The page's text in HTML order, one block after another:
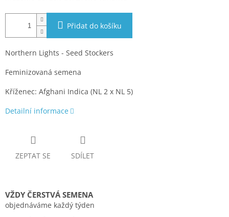
Přidat do košíku
Northern Lights - Seed Stockers
Feminizovaná semena
Kříženec: Afghani Indica (NL 2 x NL 5)
Detailní informace
ZEPTAT SE SDÍLET
VŽDY ČERSTVÁ SEMENA
objednáváme každý týden